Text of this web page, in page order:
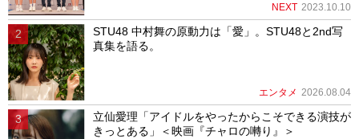
NEXT 2023.10.10
STU48 中村舞の原動力は「愛」。STU48と2nd写
真集を語る。
エンタメ 2026.08.04
立仙愛理「アイドルをやったからこそできる演技が
きっとある」＜映画『チャロの囀り』＞